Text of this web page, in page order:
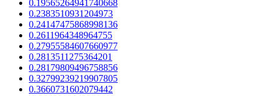
0.19565264941740668
0.2383510931204973
0.24147475868998136
0.2611964348964755
0.27955584607660977
0.2813511275364201
0.28179809496758856
0.32799239219907805
0.3660731602079442